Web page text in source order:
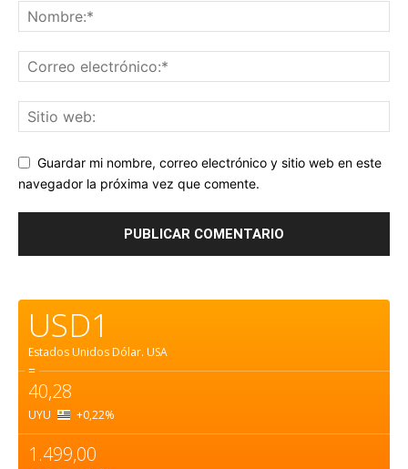
Guardar mi nombre, correo electrónico y sitio web en este
navegador la próxima vez que comente.
USD1
Estados Unidos Dólar. USA
=
40,28
UYU +0,22%
1.499,00